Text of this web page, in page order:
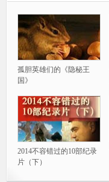
孤胆英雄们的《隐秘王
国》
2014不容错过的10部纪录
片（下）